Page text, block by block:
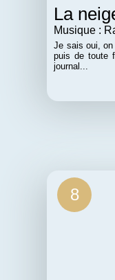
La
Musique :
Je sais oui, on
puis de toute
journal...
8